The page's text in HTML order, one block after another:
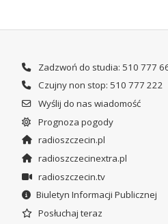
Zadzwoń do studia: 510 777
Czujny non stop: 510 777 222
Wyślij do nas wiadomość
Prognoza pogody
radioszczecin.pl
radioszczecinextra.pl
radioszczecin.tv
Biuletyn Informacji Publicznej
Posłuchaj teraz